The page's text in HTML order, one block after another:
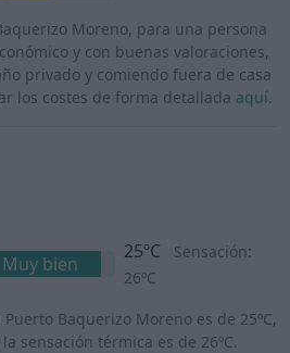
Moreno, para una persona
y con buenas valoraciones,
privado y comiendo fuera de casa
los costes de forma detallada aquí.
Muy bien
25ºC
Sensación:
26ºC
Baquerizo Moreno es de 25ºC,
sensación térmica es de 26ºC.